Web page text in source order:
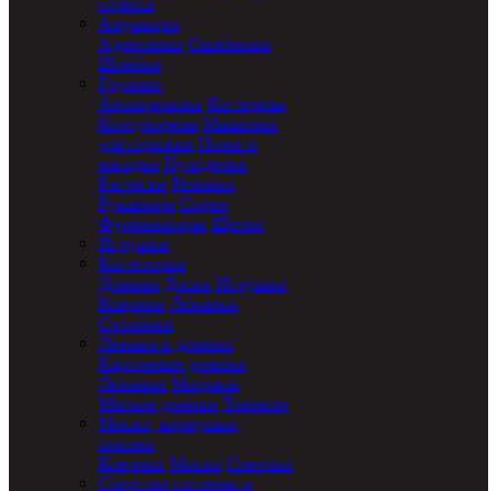
Амуниция
Адресники Ошейники
Шлейки
Груминг
Антицарапки Когтерезы
Колтунорезы Машинки
для стрижки Ножи и
насадки Пуходерки
Расчески Резинки
Рукавицы Спреи
Фурминаторы Щетки
Игрушки
Когтеточки
Домики Доски Игрушки
Коврики Лежанки
Столбики
Лежаки и домики
Картонные домики
Лежанки Матрасы
Мягкие домики Тоннели
Миски, кормушки,
поилки
Коврики Миски Совочки
Средства гигиены и